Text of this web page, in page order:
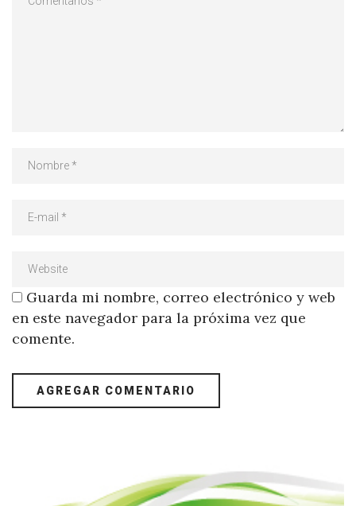
Guarda mi nombre, correo electrónico y web
en este navegador para la próxima vez que
comente.